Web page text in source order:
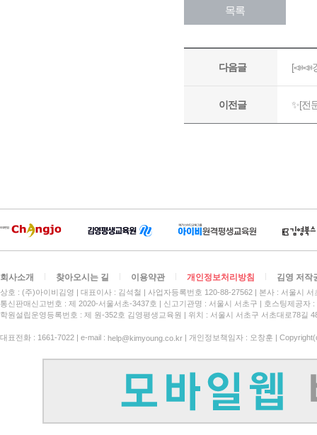
회사소개 찾아오시는 길 이용약관 개인정보처리방침 김영 저작
상호 : (주)아이비김영 대표이사 : 김석철 사업자등록번호 120-88-27562
본사 : 서울시
통신판매신고번호 : 제 2020-서울서초-3437호
신고기관명 : 서울시 서초구
호스팅제공자
학원설립운영등록번호 : 제 원-352호 김영평생교육원 | 위치 : 서울시 서초구 서초대로78길
대표전화 : 1661-7022 | e-mail : help@kimyoung.co.kr | 개인정보책임자 : 오창훈 |